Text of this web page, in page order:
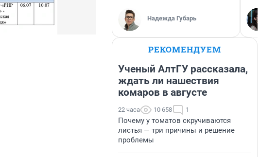
Надежда Губарь
РЕКОМЕНДУЕМ
Ученый АлтГУ рассказала,
ждать ли нашествия
комаров в августе
22 часа 10 658 1
Почему у томатов скручиваются
листья — три причины и решение
проблемы